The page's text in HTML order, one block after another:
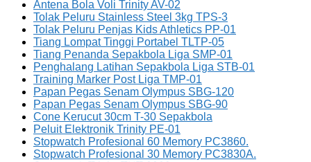
Antena Bola Voli Trinity AV-02
Tolak Peluru Stainless Steel 3kg TPS-3
Tolak Peluru Penjas Kids Athletics PP-01
Tiang Lompat Tinggi Portabel TLTP-05
Tiang Penanda Sepakbola Liga SMP-01
Penghalang Latihan Sepakbola Liga STB-01
Training Marker Post Liga TMP-01
Papan Pegas Senam Olympus SBG-120
Papan Pegas Senam Olympus SBG-90
Cone Kerucut 30cm T-30 Sepakbola
Peluit Elektronik Trinity PE-01
Stopwatch Profesional 60 Memory PC3860.
Stopwatch Profesional 30 Memory PC3830A.